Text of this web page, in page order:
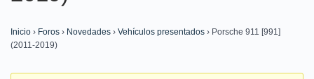
Inicio › Foros › Novedades › Vehículos presentados › Porsche 911 [991]
(2011-2019)